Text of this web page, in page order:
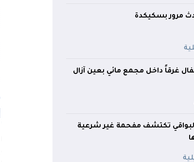
مرور بسكيكدة
البواقي تكتشف مفحمة غير شرعية